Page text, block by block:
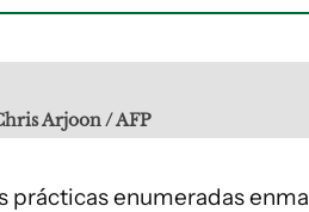
Arjoon / AFP
prácticas enumeradas